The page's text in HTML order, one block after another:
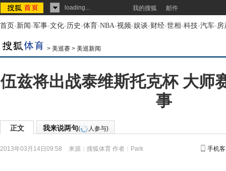
loading... 我的搜狐 邮件
首页-新闻-军事-文化-历史-体育-NBA-视频-娱谈-财经-世相-科技-汽车-房
> 美巡赛 > 美巡新闻
伍兹将出战泰维斯托克杯 大师
事
正文 我来说两句( 人参与)
2013年03月14日09:58 来源： 搜狐体育 作者：Park 手机